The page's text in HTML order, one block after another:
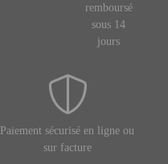
remboursé
sous 14
jours
Paiement sécurisé en ligne ou
sur facture